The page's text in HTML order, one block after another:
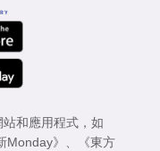
和應用程式，如
Monday》
《東方